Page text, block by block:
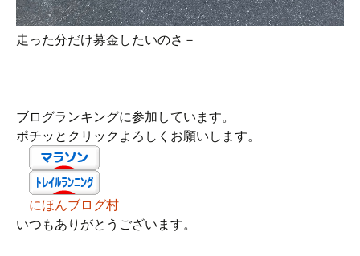
走った分だけ募金したいのさ－
ブログランキングに参加しています。
ポチッとクリックよろしくお願いします。
にほんブログ村
いつもありがとうございます。